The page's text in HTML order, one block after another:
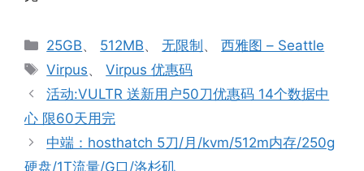
分
类
25GB、 512MB、无限制、西雅图 – Seattle
标
签
Virpus、Virpus 优惠码
活动:VULTR 送新用户50刀优惠码 14个数据中
心 限60天用完
中端：hosthatch 5刀/月/kvm/512m内存/250g
硬盘/1T流量/G口/洛杉矶